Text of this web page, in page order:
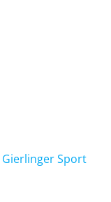
Gierlinger Sport